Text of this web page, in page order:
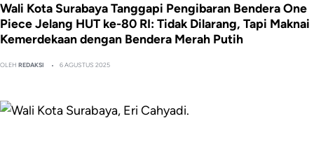
Wali Kota Surabaya Tanggapi Pengibaran Bendera One
Piece Jelang HUT ke-80 RI: Tidak Dilarang, Tapi Maknai
Kemerdekaan dengan Bendera Merah Putih
OLEHREDAKSI 6 AGUSTUS 2025